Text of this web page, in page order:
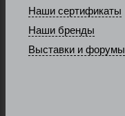
Наши сертификаты
Наши бренды
Выставки и форумы